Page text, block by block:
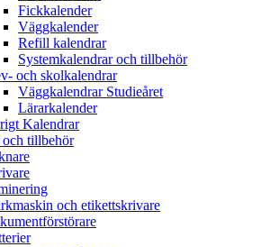
Fickkalender
Väggkalender
Refill kalendrar
Systemkalendrar och tillbehör
och skolkalendrar
Väggkalendrar Studieåret
Lärarkalender
Kalendrar
tillbehör
och etikettskrivare